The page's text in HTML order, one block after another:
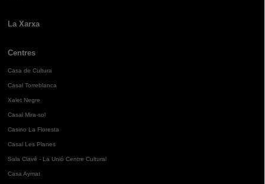
La Xarxa
Centres
Casa de Cultura
Casal Torreblanca
Xalet Negre
Casal Mira-sol
Casino La Floresta
Casal Les Planes
Sala Clavé - La Unió Centre Cultural
Casa Aymat